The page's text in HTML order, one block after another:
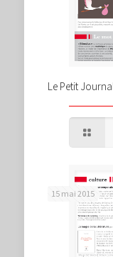
Le Petit
15 mai 2015